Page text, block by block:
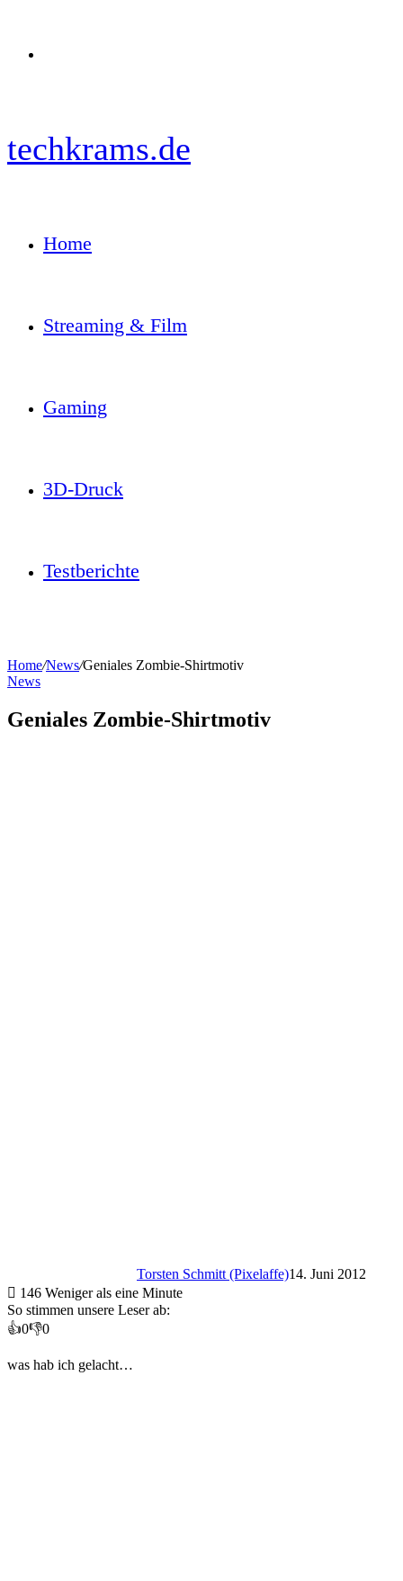
techkrams.de
Home
Streaming & Film
Gaming
3D-Druck
Testberichte
Home/News/Geniales Zombie-Shirtmotiv
News
Geniales Zombie-Shirtmotiv
Torsten Schmitt (Pixelaffe)14. Juni 2012
146 Weniger als eine Minute
So stimmen unsere Leser ab:
👍0👎0
was hab ich gelacht…